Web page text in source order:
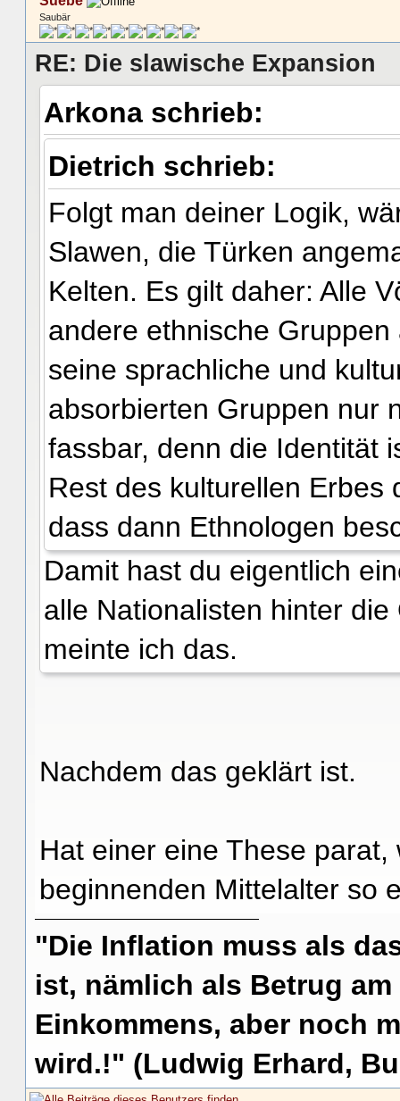
Saubär
RE: Die slawische Expansion
Arkona schrieb:
Dietrich schrieb:
Folgt man deiner Logik,
Slawen, die Türken
Kelten. Es gilt daher: Alle
andere ethnische
seine sprachliche und
absorbierten Gruppen nur
fassbar, denn die Identität
Rest des kulturellen Erbes
dass dann Ethnologen
Damit hast du eigentlich
alle Nationalisten hinter
meinte ich das.
Nachdem das geklärt ist.
Hat einer eine These
beginnenden Mittelalter so
"Die Inflation muss als
ist, nämlich als Betrug
Einkommens, aber noch
wird.!" (Ludwig Erhard,